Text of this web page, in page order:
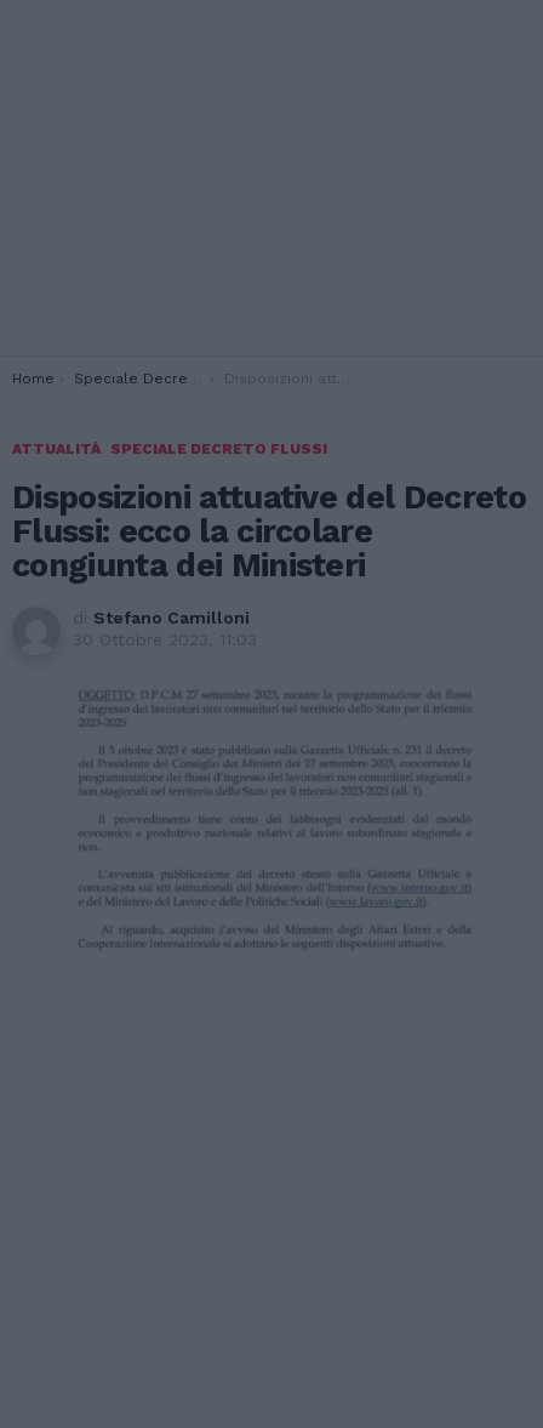
You are here:
Home Speciale Decreto Flussi Disposizioni attuative del Decreto Flussi: ecco la circolare congiunta dei Ministeri
ATTUALITÀ SPECIALE DECRETO FLUSSI
Disposizioni attuative del Decreto
Flussi: ecco la circolare
congiunta dei Ministeri
di Stefano Camilloni
30 Ottobre 2023, 11:03